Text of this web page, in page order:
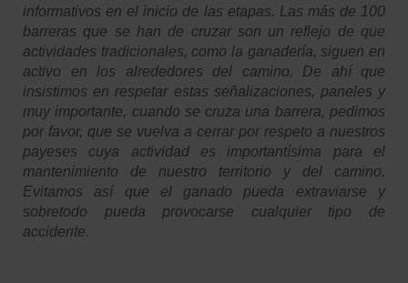
informativos en el inicio de las etapas. Las más de 100
barreras que se han de cruzar son un reflejo de que
actividades tradicionales, como la ganadería, siguen en
activo en los alrededores del camino. De ahí que
insistimos en respetar estas señalizaciones, paneles y
muy importante, cuando se cruza una barrera, pedimos
por favor, que se vuelva a cerrar por respeto a nuestros
payeses cuya actividad es importantísima para el
mantenimiento de nuestro territorio y del camino.
Evitamos así que el ganado pueda extraviarse y
sobretodo pueda provocarse cualquier tipo de
accidente.